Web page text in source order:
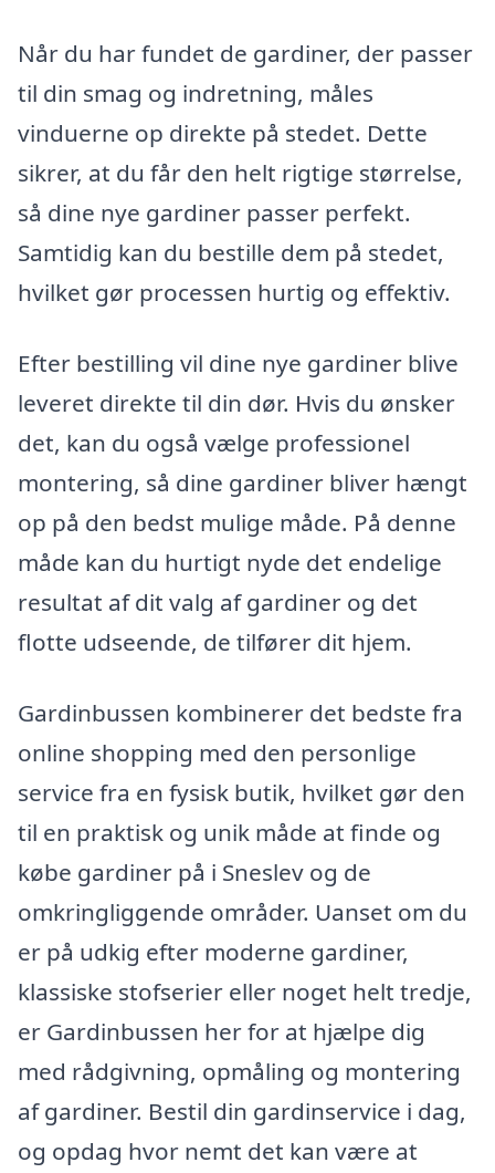
Når du har fundet de gardiner, der passer
til din smag og indretning, måles
vinduerne op direkte på stedet. Dette
sikrer, at du får den helt rigtige størrelse,
så dine nye gardiner passer perfekt.
Samtidig kan du bestille dem på stedet,
hvilket gør processen hurtig og effektiv.
Efter bestilling vil dine nye gardiner blive
leveret direkte til din dør. Hvis du ønsker
det, kan du også vælge professionel
montering, så dine gardiner bliver hængt
op på den bedst mulige måde. På denne
måde kan du hurtigt nyde det endelige
resultat af dit valg af gardiner og det
flotte udseende, de tilfører dit hjem.
Gardinbussen kombinerer det bedste fra
online shopping med den personlige
service fra en fysisk butik, hvilket gør den
til en praktisk og unik måde at finde og
købe gardiner på i Sneslev og de
omkringliggende områder. Uanset om du
er på udkig efter moderne gardiner,
klassiske stofserier eller noget helt tredje,
er Gardinbussen her for at hjælpe dig
med rådgivning, opmåling og montering
af gardiner. Bestil din gardinservice i dag,
og opdag hvor nemt det kan være at